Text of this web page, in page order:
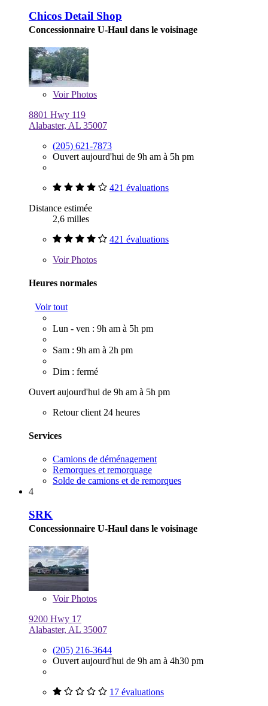
Chicos Detail Shop
Concessionnaire U-Haul dans le voisinage
VoirPhotos
8801 Hwy 119
Alabaster, AL 35007
(205) 621-7873
Ouvert aujourd'hui de 9h am à 5h pm
421 évaluations
Distance estimée
2,6 milles
421 évaluations
VoirPhotos
Heures normales
Voir tout
Lun - ven : 9h am à 5h pm
Sam : 9h am à 2h pm
Dim : fermé
Ouvert aujourd'hui de 9h am à 5h pm
Retour client 24 heures
Services
Camions de déménagement
Remorques et remorquage
Solde de camions et de remorques
4
SRK
Concessionnaire U-Haul dans le voisinage
VoirPhotos
9200 Hwy 17
Alabaster, AL 35007
(205) 216-3644
Ouvert aujourd'hui de 9h am à 4h30 pm
17 évaluations